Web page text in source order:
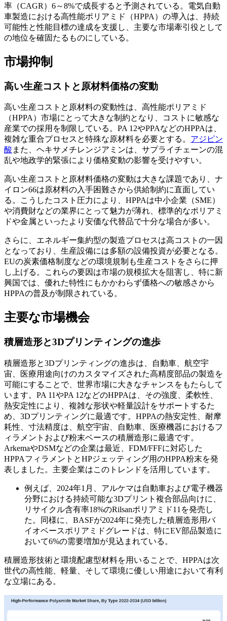
率（CAGR）6～8%で成長すると予測されている。電気自動
車製造における高性能ポリアミド（HPPA）の導入は、持続
可能性と性能目標の達成を支援し、主要な市場牽引役として
の地位を確固たるものにしている。
市場抑制
高い生産コストと原材料価格の変動
高い生産コストと原材料の変動性は、高性能ポリアミド
（HPPA）市場にとって大きな制約となり、コストに敏感な
産業での採用を制限している。PA 12やPPAなどのHPPAは、
複雑な重合プロセスと特殊な原材料を必要とする。 アジピン
酸 また、ヘキサメチレンジアミンは、サプライチェーンの混
乱や地政学的緊張により価格変動の影響を受けやすい。
高い生産コストと原材料価格の変動は大きな課題であり、ナ
イロン66は原材料の入手困難さから供給制約に直面してい
る。こうしたコスト圧力により、HPPAは中小企業（SME）
や消費財などの業界にとって魅力が薄れ、標準的なポリアミ
ドや金属といったより安価な代替品で十分な場合が多い。
さらに、エネルギー集約型の製造プロセスは高コストの一因
となっており、生産設備には多額の設備投資が必要となる。
EUの炭素価格制度などの環境規制も生産コストをさらに押
し上げる。これらの要因は市場の規模拡大を阻害し、特に新
興国では、優れた特性にもかかわらず価格への敏感さから
HPPAの普及が制限されている。
主要な市場機会
積層造形と3Dプリンティングの進歩
積層造形と3Dプリンティングの進歩は、自動車、航空宇
宙、医療用途向けのカスタマイズされた高精度部品の製造を
可能にすることで、世界市場に大きなチャンスをもたらして
います。PA 11やPA 12などのHPPAは、その強度、柔軟性、
熱安定性により、複雑な形状や軽量設計をサポートするた
め、3Dプリンティングに最適です。HPPAの熱安定性、耐摩
耗性、寸法精度は、航空宇宙、自動車、医療機器におけるフ
ィラメントおよび粉末ベースの積層造形に最適です。
ArkemaやDSMなどの企業は最近、FDM/FFFに対応した
HPPAフィラメントとHPジェッティング用のHPPA粉末を発
表しました。主要企業はこのトレンドを活用しています。
例えば、2024年1月、アルケマは自動車および電子機器
分野における持続可能な3Dプリント複合部品向けに、
リサイクル含有率18%のRilsanポリアミド11を発売し
た。同様に、BASFが2024年に発売した積層造形用バ
イオベースポリアミドグレードは、特にEV部品製造に
おいて6%の需要増加が見込まれている。
積層造形技術と環境配慮型材料を用いることで、HPPAは次
世代の高性能、軽量、そして環境に優しい用途において有利
な立場にある。